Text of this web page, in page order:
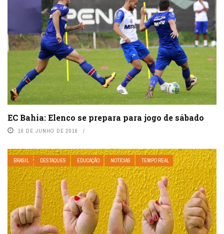
EC Bahia: Elenco se prepara para jogo de sábado
16 DE JUNHO DE 2016
BRASIL DESTAQUES EDUCAÇÃO NOTÍCIAS TEMPO REAL